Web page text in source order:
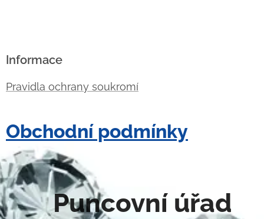
Informace
Pravidla ochrany soukromí
Obchodní podmínky
Puncovní úřad